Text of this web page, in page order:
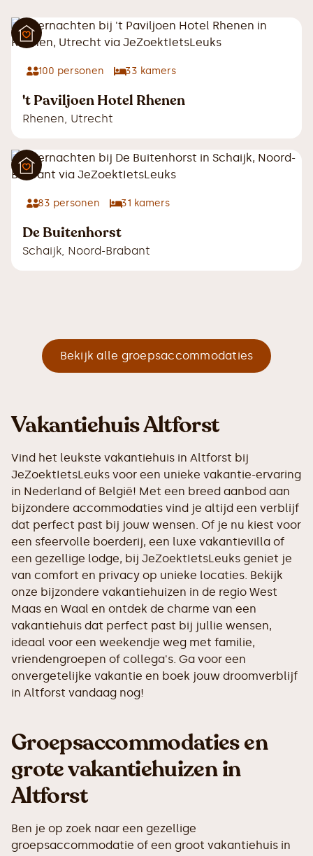
100 personen 33 kamers
't Paviljoen Hotel Rhenen
Rhenen, Utrecht
83 personen 31 kamers
De Buitenhorst
Schaijk, Noord-Brabant
Bekijk alle groepsaccommodaties
Vakantiehuis Altforst
Vind het leukste vakantiehuis in Altforst bij
JeZoektIetsLeuks voor een unieke vakantie-ervaring
in Nederland of België! Met een breed aanbod aan
bijzondere accommodaties vind je altijd een verblijf
dat perfect past bij jouw wensen. Of je nu kiest voor
een sfeervolle boerderij, een luxe vakantievilla of
een gezellige lodge, bij JeZoektIetsLeuks geniet je
van comfort en privacy op unieke locaties. Bekijk
onze bijzondere vakantiehuizen in de regio West
Maas en Waal en ontdek de charme van een
vakantiehuis dat perfect past bij jullie wensen,
ideaal voor een weekendje weg met familie,
vriendengroepen of collega's. Ga voor een
onvergetelijke vakantie en boek jouw droomverblijf
in Altforst vandaag nog!
Groepsaccommodaties en
grote vakantiehuizen in
Altforst
Ben je op zoek naar een gezellige
groepsaccommodatie of een groot vakantiehuis in